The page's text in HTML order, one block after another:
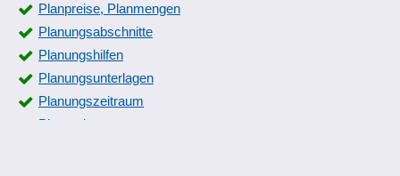
Planpreise, Planmengen
Planungsabschnitte
Planungshilfen
Planungsunterlagen
Planungszeitraum
Planvarianten